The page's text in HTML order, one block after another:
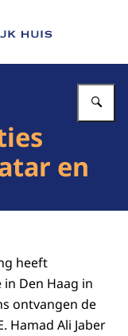
Koninklijk Huis
en
heeft
Den Haag in
ontvangen de
Hamad Ali Jaber